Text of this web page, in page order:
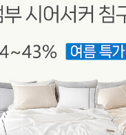
올리키즈 삐뽀삐뽀 60
$70.00
$63.00 (10% off)
SOLD OUT